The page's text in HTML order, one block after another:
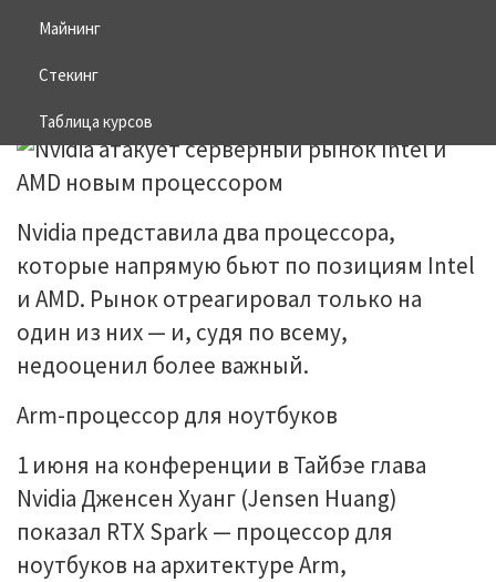
Майнинг
Стекинг
Таблица курсов
процессором
03.06.2026
Nvidia представила два процессора,
которые напрямую бьют по позициям Intel
и AMD. Рынок отреагировал только на
один из них — и, судя по всему,
недооценил более важный.
Arm-процессор для ноутбуков
1 июня на конференции в Тайбэе глава
Nvidia Дженсен Хуанг (Jensen Huang)
показал RTX Spark — процессор для
ноутбуков на архитектуре Arm,